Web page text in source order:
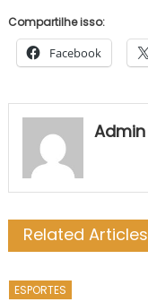
Compartilhe isso:
Facebook
Admin
Related Articles
ESPORTES